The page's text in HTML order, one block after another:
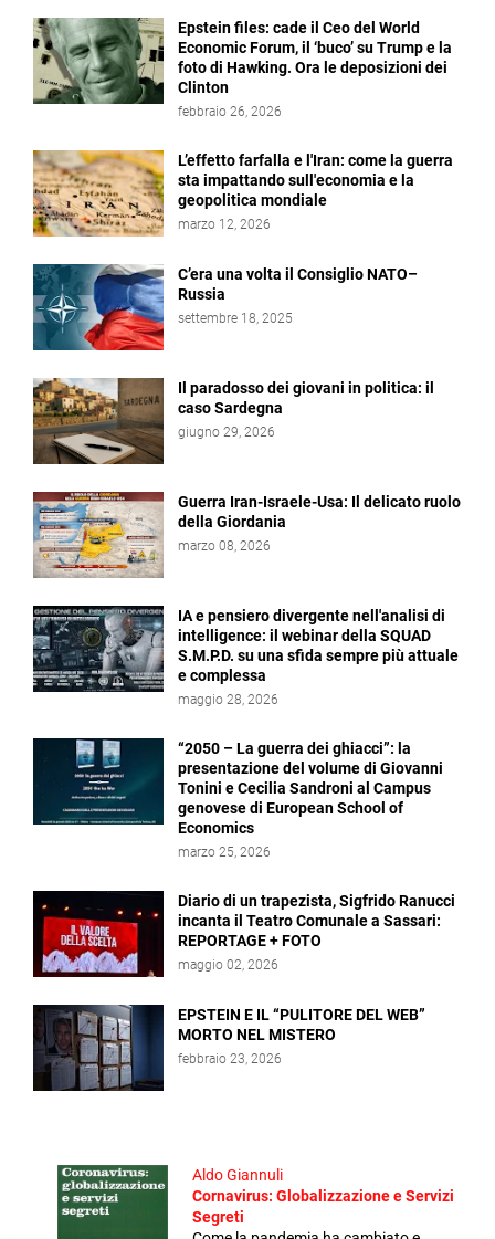
Epstein files: cade il Ceo del World
Economic Forum, il ‘buco’ su Trump e la
foto di Hawking. Ora le deposizioni dei
Clinton
febbraio 26, 2026
L’effetto farfalla e l'Iran: come la guerra
sta impattando sull'economia e la
geopolitica mondiale
marzo 12, 2026
C’era una volta il Consiglio NATO–
Russia
settembre 18, 2025
Il paradosso dei giovani in politica: il
caso Sardegna
giugno 29, 2026
Guerra Iran-Israele-Usa: Il delicato ruolo
della Giordania
marzo 08, 2026
IA e pensiero divergente nell'analisi di
intelligence: il webinar della SQUAD
S.M.P.D. su una sfida sempre più attuale
e complessa
maggio 28, 2026
“2050 – La guerra dei ghiacci”: la
presentazione del volume di Giovanni
Tonini e Cecilia Sandroni al Campus
genovese di European School of
Economics
marzo 25, 2026
Diario di un trapezista, Sigfrido Ranucci
incanta il Teatro Comunale a Sassari:
REPORTAGE + FOTO
maggio 02, 2026
EPSTEIN E IL “PULITORE DEL WEB”
MORTO NEL MISTERO
febbraio 23, 2026
Aldo Giannuli
Cornavirus: Globalizzazione e Servizi
Segreti